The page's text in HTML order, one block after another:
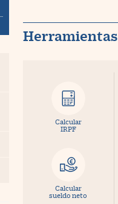
Herramientas
Calcular
IRPF
Calcular
sueldo neto